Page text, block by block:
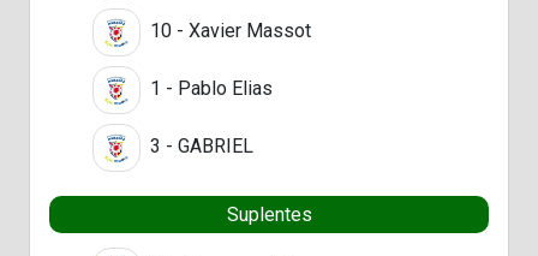
10 - Xavier Massot
1 - Pablo Elias
3 - GABRIEL
Suplentes